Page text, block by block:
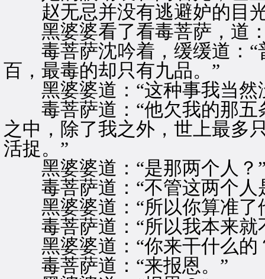
赵无忌并没有逃避妒的目光
黑婆婆看了看毒菩萨，道：
毒菩萨沈吟着，缓缓道：“
百，最毒的却只有九品。”
黑婆婆道：“这种事我当然
毒菩萨道：“他欠我的那五
之中，除了我之外，世上最多
活捉。”
黑婆婆道：“是那两个人？
毒菩萨道：“不管这两个人
黑婆婆道：“所以你算准了
毒菩萨道：“所以我本来就
黑婆婆道：“你来干什么的
毒菩萨道：“来报恩。”